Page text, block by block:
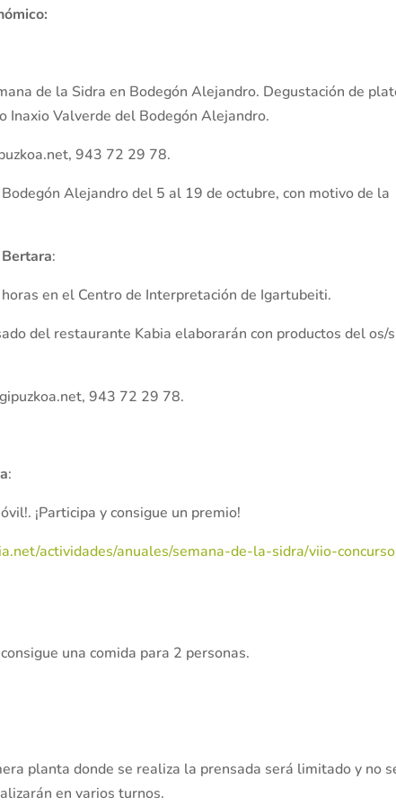
de la Sidra en Bodegón Alejandro. Degustación de
Inaxio Valverde del Bodegón Alejandro.
943 72 29 78.
Alejandro del 5 al 19 de octubre, con motivo de la
:
en el Centro de Interpretación de Igartubeiti.
del restaurante Kabia elaborarán con productos del os/s
943 72 29 78.
:
¡Participa y consigue un premio!
actividades/anuales/semana-de-la-sidra/viio-
una comida para 2 personas.
planta donde se realiza la prensada será limitado y no
en varios turnos.